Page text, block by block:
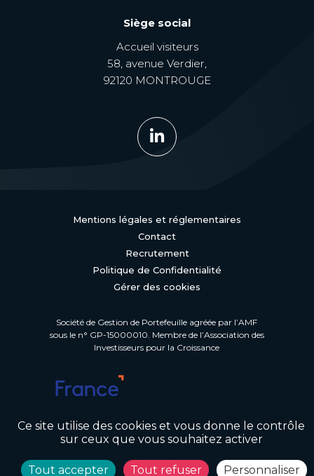
Siège social
Accueil visiteurs
58, avenue Verdier,
92120 MONTROUGE
Mentions légales et réglementaires
Contact
Recrutement
Politique de Confidentialité
Gérer des cookies
Société de Gestion de Portefeuille agréée par l’AMF
sous le n° GP-15000010. Membre de l’Association des
Investisseurs pour la Croissance
Ce site utilise des cookies et vous donne le contrôle
sur ceux que vous souhaitez activer
Tout accepter Tout refuser Personnaliser